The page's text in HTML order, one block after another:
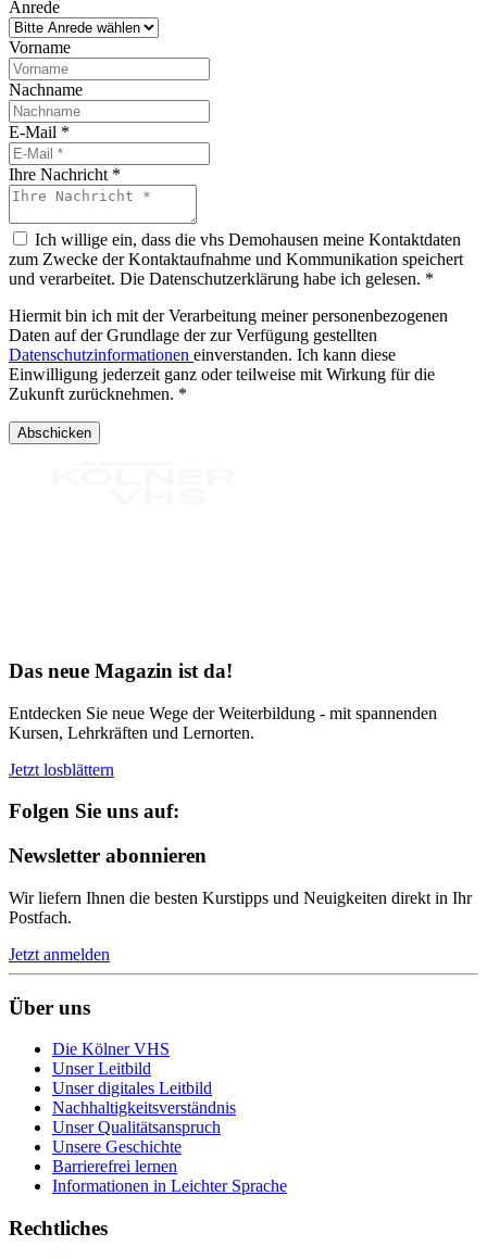
Anrede
Vorname
Nachname
E-Mail *
Ihre Nachricht *
Ich willige ein, dass die vhs Demohausen meine Kontaktdaten
zum Zwecke der Kontaktaufnahme und Kommunikation speichert
und verarbeitet. Die Datenschutzerklärung habe ich gelesen. *
Hiermit bin ich mit der Verarbeitung meiner personenbezogenen
Daten auf der Grundlage der zur Verfügung gestellten
Datenschutzinformationen einverstanden. Ich kann diese
Einwilligung jederzeit ganz oder teilweise mit Wirkung für die
Zukunft zurücknehmen. *
Abschicken
Das neue Magazin ist da!
Entdecken Sie neue Wege der Weiterbildung - mit spannenden
Kursen, Lehrkräften und Lernorten.
Jetzt losblättern
Folgen Sie uns auf:
Newsletter abonnieren
Wir liefern Ihnen die besten Kurstipps und Neuigkeiten direkt in Ihr
Postfach.
Jetzt anmelden
Über uns
Die Kölner VHS
Unser Leitbild
Unser digitales Leitbild
Nachhaltigkeitsverständnis
Unser Qualitätsanspruch
Unsere Geschichte
Barrierefrei lernen
Informationen in Leichter Sprache
Rechtliches